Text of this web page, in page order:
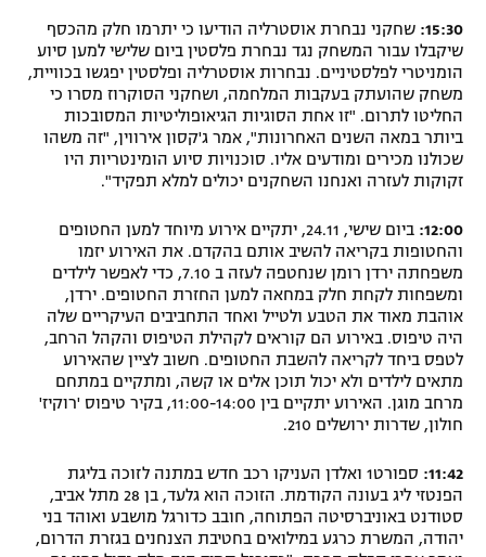
15:30: שחקני נבחרת אוסטרליה הודיעו כי יתרמו חלק מהכסף
שיקבלו עבור המשחק נגד נבחרת פלסטין ביום שלישי למען סיוע
הומניטרי לפלסטיניים. נבחרות אוסטרליה ופלסטין יפגשו בכוויית,
משחק שהועתק בעקבות המלחמה, ושחקני הסוקרוז מסרו כי
החליטו לתרום. "זו אחת הסוגיות הגיאופוליטיות המסובכות
ביותר במאה השנים האחרונות", אמר ג'קסון אירווין, "זה משהו
שכולנו מכירים ומודעים אליו. סוכנויות סיוע הומינטריות היו
זקוקות לעזרה ואנחנו השחקנים יכולים למלא תפקיד".
12:00:
ביום שישי, 24.11, יתקיים אירוע מיוחד למען החטופים
והחטופות בקריאה להשיב אותם בהקדם. את האירוע יזמו
משפחתה ירדן רומן שנחטפה לעזה ב 7.10, כדי לאפשר לילדים
ומשפחות לקחת חלק במחאה למען החזרת החטופים. ירדן,
אוהבת מאוד את הטבע ולטייל ואחד התחביבים העיקריים שלה
היה טיפוס. באירוע הם קוראים לקהילת הטיפוס והקהל הרחב,
לטפס ביחד לקריאה להשבת החטופים. חשוב לציין שהאירוע
מתאים לילדים ולא יכול תוכן אלים או קשה, ומתקיים במתחם
מרחב מוגן. האירוע יתקיים בין 11:00-14:00, בקיר טיפוס 'רוקיז'
חולון, שדרות ירושלים 210.
11:42:
ספורט1 ואלדן העניקו רכב חדש במתנה לזוכה בליגת
הפנטזי ליג בעונה הקודמת. הזוכה הוא גלעד, בן 28 מתל אביב,
סטודנט באוניברסיטה הפתוחה, חובב כדורגל מושבע ואוהד בני
יהודה, המשרת כרגע במילואים בחטיבת הצנחנים בגזרת הדרום,